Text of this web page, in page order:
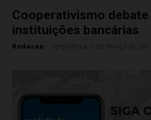
Cooperativismo
instituições bancárias
Redacao